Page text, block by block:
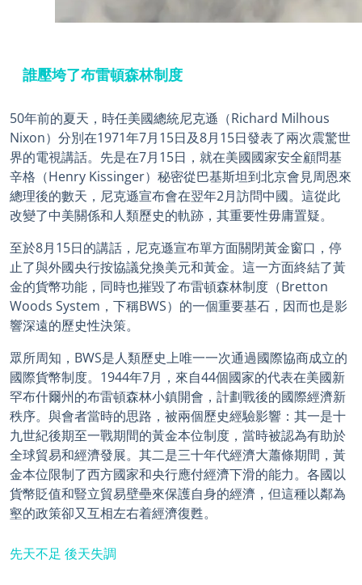
誰壓垮了布雷頓森林制度
50年前的夏天，時任美國總統尼克遜（Richard Milhous
Nixon）分別在1971年7月15日及8月15日發表了兩次震驚世
界的電視講話。先是在7月15日，就在美國國家安全顧問基
辛格（Henry Kissinger）秘密從巴基斯坦到北京會見周恩來
總理後的數天，尼克遜宣布會在翌年2月訪問中國。這從此
改變了中美關係和人類歷史的軌跡，其重要性毋庸置疑。
至於8月15日的講話，尼克遜宣布單方面關閉黃金窗口，停
止了與外國央行按協議兌換美元和黃金。這一方面終結了黃
金的貨幣功能，同時也摧毀了布雷頓森林制度（Bretton
Woods System，下稱BWS）的一個重要基石，因而也是影
響深遠的歷史性決策。
眾所周知，BWS是人類歷史上唯一一次通過國際協商成立的
國際貨幣制度。1944年7月，來自44個國家的代表在美國新
罕布什爾州的布雷頓森林小鎮開會，計劃戰後的國際經濟新
秩序。與會者當時的思路，被兩個歷史經驗影響：其一是十
九世紀後期至一戰期間的黃金本位制度，當時被認為有助於
全球貿易和經濟發展。其二是三十年代經濟大蕭條期間，黃
金本位限制了西方國家和央行應付經濟下滑的能力。各國以
貨幣貶值和豎立貿易壁壘來保護自身的經濟，但這種以鄰為
壑的政策卻又互相左右着經濟復甦。
先天不足 後天失調